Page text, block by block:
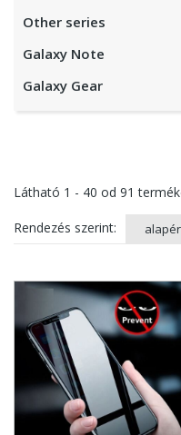
Other series
Galaxy Note
Galaxy Gear
Látható 1 - 40 od 91
Rendezés szerint: